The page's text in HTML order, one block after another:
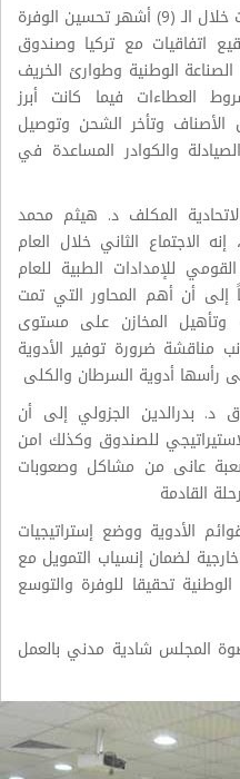
وقالت إدارة الصندوق إن أبرز الإنجازات خلال الـ (9) أشهر تحسين الوفرة
اتفاقيات مع تركيا وصندوق
الصناعة الوطنية وطوارئ الخريف
العطاءات فيما كانت أبرز
وتأخر الشحن وتوصيل
والكوادر المساعدة في
المكلف د. هيثم محمد
الاجتماع الثاني خلال العام
للإمدادات الطبية للعام
وموازنة 2023م لافتاً إلى أن أهم المحاور التي تمت
وتأهيل المخازن على مستوى
مناقشة ضرورة توفير الأدوية
رأسها أدوية السرطان والكلى
د. بدرالدين الجزولي إلى أن
للصندوق وكذلك امن
عانى من مشاكل وصعوبات
القادمة
الأدوية ووضع إستراتيجيات
لضمان إنسياب التمويل مع
تحقيقا للوفرة والتوسع
المجلس شادية مدني بالعمل